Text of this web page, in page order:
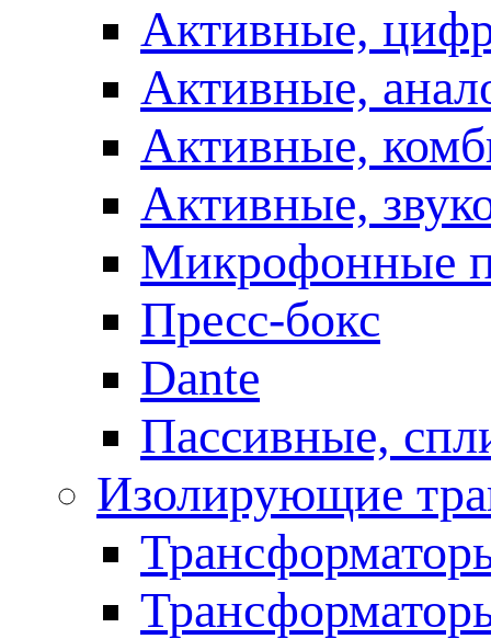
Активные,
Активные,
Активные,
Активные,
Микрофонные
Пресс-бокс
Dante
Пассивные,
Изолирующие